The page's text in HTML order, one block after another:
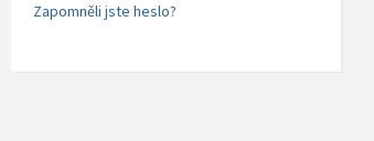
Zapomněli jste heslo?